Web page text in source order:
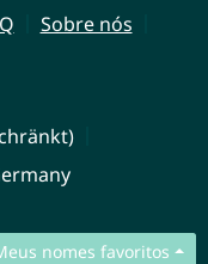
nomes favoritos
Sobre nós